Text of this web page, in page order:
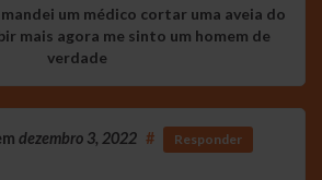
um médico cortar uma aveia do
mais agora me sinto um homem de
verdade
dezembro 3, 2022 # Responder